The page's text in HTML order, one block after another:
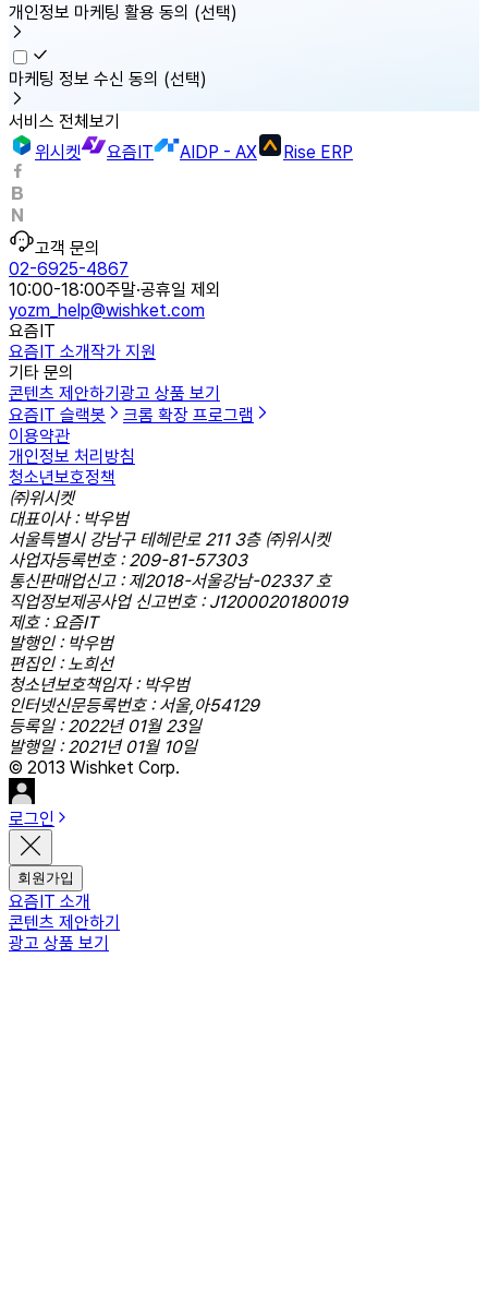
개인정보 마케팅 활용 동의 (선택)
마케팅 정보 수신 동의 (선택)
서비스 전체보기
위시켓
요즘IT AIDP - AX Rise ERP
고객 문의
02-6925-4867
10:00-18:00주말·공휴일 제외
yozm_help@wishket.com
요즘IT
요즘IT 소개작가 지원
기타 문의
콘텐츠 제안하기광고 상품 보기
요즘IT 슬랙봇
크롬 확장 프로그램
이용약관
개인정보 처리방침
청소년보호정책
㈜위시켓
대표이사 : 박우범
서울특별시 강남구 테헤란로 211 3층 ㈜위시켓
사업자등록번호 : 209-81-57303
통신판매업신고 : 제2018-서울강남-02337 호
직업정보제공사업 신고번호 : J1200020180019
제호 : 요즘IT
발행인 : 박우범
편집인 : 노희선
청소년보호책임자 : 박우범
인터넷신문등록번호 : 서울,아54129
등록일 : 2022년 01월 23일
발행일 : 2021년 01월 10일
© 2013 Wishket Corp.
로그인
회원가입
요즘IT 소개
콘텐츠 제안하기
광고 상품 보기